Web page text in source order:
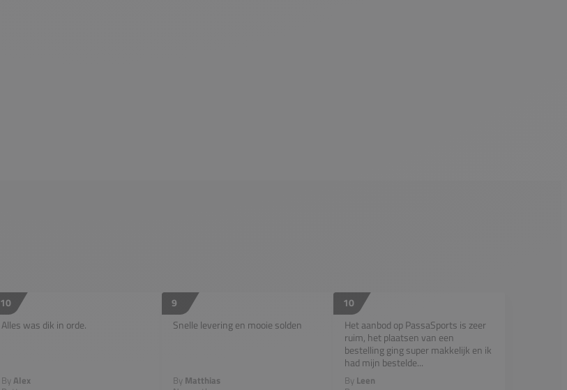
10
Alles was dik in orde.
ByAlex
9
Snelle levering en mooie solden
By Matthias
10
Het aanbod op PassaSports is zeer
ruim, het plaatsen van een
bestelling ging super makkelijk en ik
had mijn bestelde...
By Leen